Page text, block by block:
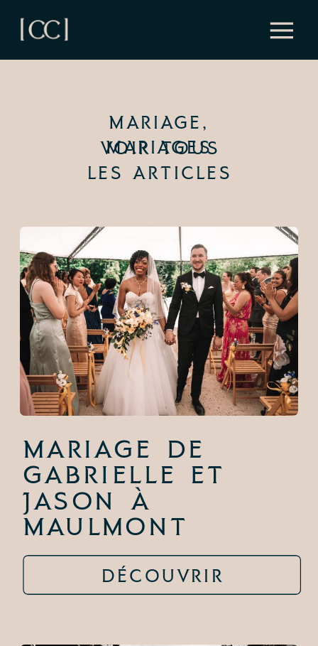
VOIR TOUS
LES ARTICLES
MARIAGE ,
MARIAGES
DÉCOUVRIR
Mariage de
Gabrielle et
Jason à
Maulmont